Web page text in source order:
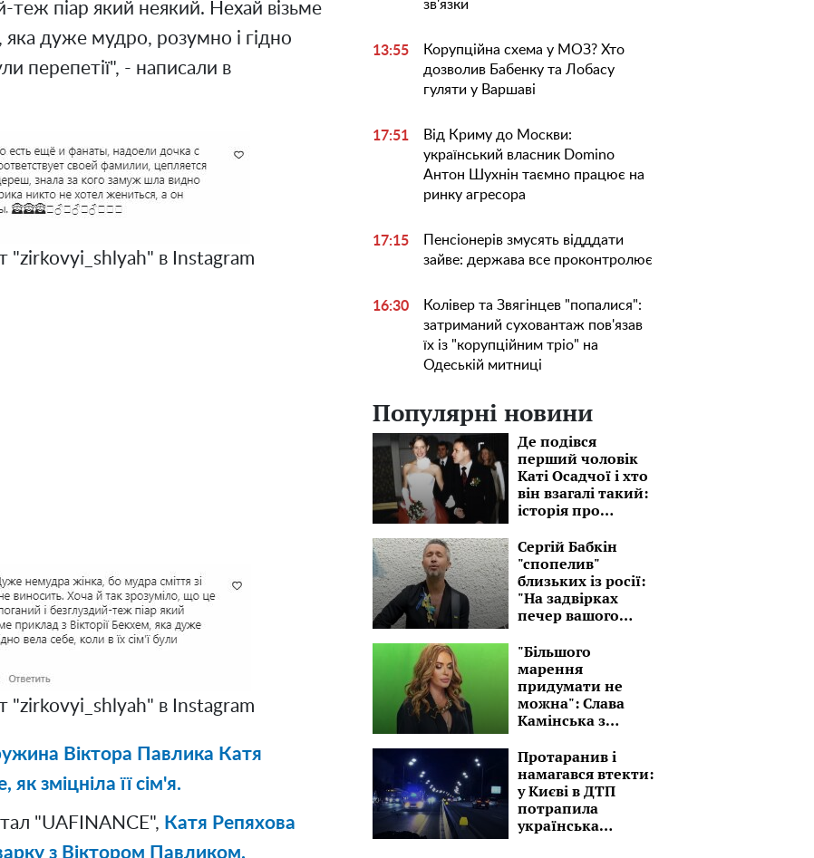
теж піар який неякий. Нехай візьме
яка дуже мудро, розумно і гідно
перепетії", - написали в
"zirkovyi_shlyah" в Instagram
"zirkovyi_shlyah" в Instagram
Віктора Павлика Катя
зміцніла її сім'я.
"UAFINANCE", Катя Репяхова
з Віктором Павликом.
зв'язки
13:55
Корупційна схема у МОЗ? Хто
дозволив Бабенку та Лобасу
гуляти у Варшаві
17:51
Від Криму до Москви:
український власник Domino
Антон Шухнін таємно працює на
ринку агресора
17:15
Пенсіонерів змусять відддати
зайве: держава все проконтролює
16:30
Колівер та Звягінцев "попалися":
затриманий суховантаж пов'язав
їх із "корупційним тріо" на
Одеській митниці
Популярні новини
Де подівся
перший чоловік
Каті Осадчої і хто
він взагалі такий:
історія про
на 15 років
старший
Сергій Бабкін
"спопелив"
близьких із росії:
"На задвірках
печер вашого
"Більшого
марення
придумати не
можна": Слава
Камінська з
чоловіком
влаштувала
справжній
кошмар для
власних дітей
Протаранив і
намагався втекти:
у Києві в ДТП
потрапила
українська